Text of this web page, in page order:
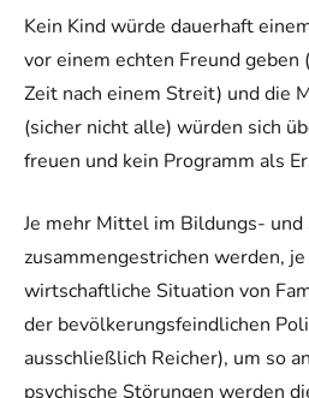
Kein Kind würde dauerhaft
vor einem echten Freund
Zeit nach einem Streit) und die
(sicher nicht alle) würden sich
freuen und kein Programm als
Je mehr Mittel im Bildungs- und
zusammengestrichen werden,
wirtschaftliche Situation von
der bevölkerungsfeindlichen
ausschließlich Reicher), um so
psychische Störungen werden